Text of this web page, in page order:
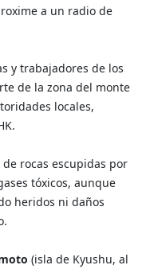
a un radio de
y trabajadores de los
de la zona del monte
locales,
rocas escupidas por
tóxicos, aunque
heridos ni daños
(isla de Kyushu, al